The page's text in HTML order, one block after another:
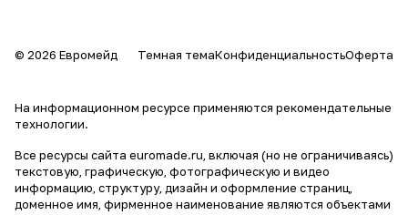
© 2026 Евромейд Темная темаКонфиденциальностьОферта
На информационном ресурсе применяются рекомендательные
технологии.
Все ресурсы сайта euromade.ru, включая (но не ограничиваясь)
текстовую, графическую, фотографическую и видео
информацию, структуру, дизайн и оформление страниц,
доменное имя, фирменное наименование являются объектами